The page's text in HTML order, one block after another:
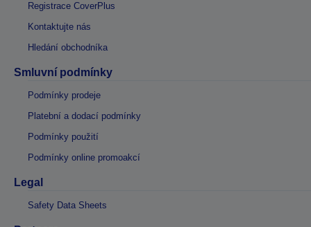
Registrace CoverPlus
Kontaktujte nás
Hledání obchodníka
Smluvní podmínky
Podmínky prodeje
Platební a dodací podmínky
Podmínky použití
Podmínky online promoakcí
Legal
Safety Data Sheets